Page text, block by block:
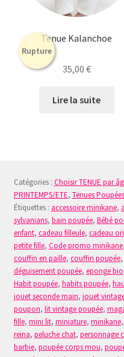
Rupture
Tenue Kalanchoe
35,00 €
Lire la suite
Catégories : Choisir TENUE par
PRINTEMPS/ETE, Tenues
Étiquettes : accessoire minikane,
sylvanians, bain poupée, Bébé
enfant, cadeau filleule, cadeau
petite fille, Code promo minikane,
couffin en paille, couffin poupée,
déguisement poupée, eponge bio
Habit poupée, habits poupée,
jouet seconde main, jouet
poupon, lit vintage poupée,
fille, mini lit, miniature, minikane,
reina, peluche chat, personnage
barbie, poupée corps mou,